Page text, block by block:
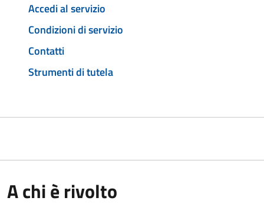
Accedi al servizio
Condizioni di servizio
Contatti
Strumenti di tutela
A chi è rivolto